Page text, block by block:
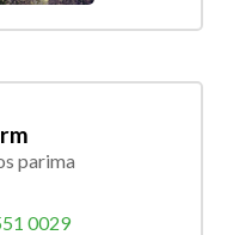
parima
0029